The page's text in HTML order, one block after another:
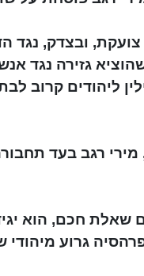
צועקת, ובצדק, נגד
גזירה נגד
ליהודים קרוב
רגב בעד
שאלת חכם, הוא
גרוע מיהודי